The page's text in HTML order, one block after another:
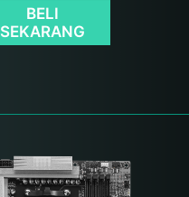
BELI
SEKARANG